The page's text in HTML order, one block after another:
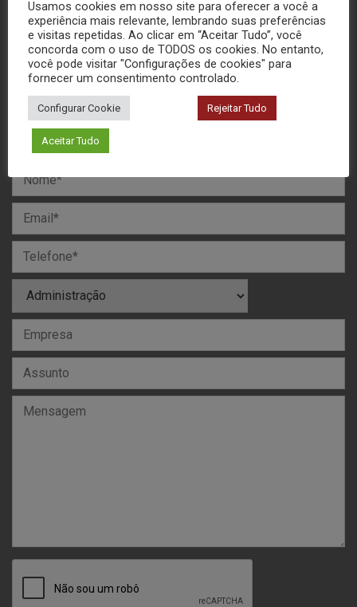
(16) 3306-6476
MANDE SUA MENSAGEM
Usamos cookies em nosso site para oferecer a você a
experiência mais relevante, lembrando suas preferências
e visitas repetidas. Ao clicar em “Aceitar Tudo”, você
concorda com o uso de TODOS os cookies. No entanto,
você pode visitar "Configurações de cookies" para
fornecer um consentimento controlado.
Configurar Cookie Rejeitar Tudo
Aceitar Tudo